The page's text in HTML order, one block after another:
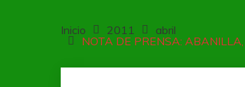
Inicio 2011
abril
NOTA DE PRENSA: